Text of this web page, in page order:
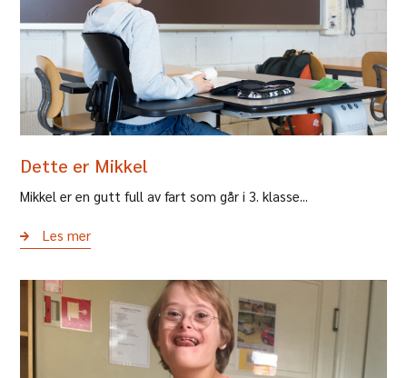
Dette er Mikkel
Mikkel er en gutt full av fart som går i 3. klasse...
Les mer